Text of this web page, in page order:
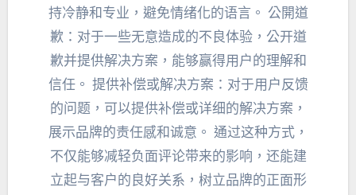
持冷静和专业 ， 避免情绪化的语言 。 公開道
歉： 对于一些无意造成的不良体验， 公开道
歉并提供解决方案 ， 能够赢得用户的理解和
信任。 提供补偿或解决方案 ： 对于用户反馈
的问题 ， 可以提供补偿或详细的解决方案 ，
展示品牌的责任感和诚意 。 通过这种方式，
不仅能够减轻负面评论带来的影响 ， 还能建
立起与客户的良好关系 ， 树立品牌的正面形